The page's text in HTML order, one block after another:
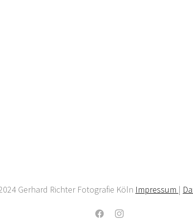
Gerhard Richter Fotografie Köln Impressum |